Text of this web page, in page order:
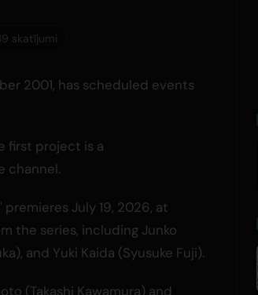
skatījumi
2001, has scheduled events
first project is a
channel.
premieres July 19, 2026, at
the series, including Junko
and Yuki Kaida (Syusuke Fuji).
(Takashi Kawamura) and